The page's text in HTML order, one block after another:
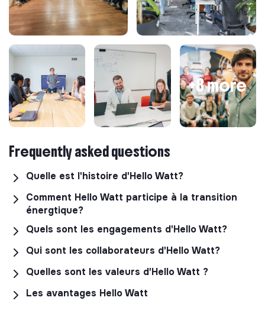
nouvelles approches d'acquisition
+8 more
Frequently asked questions
Quelle est l'histoire d'Hello Watt?
Comment Hello Watt participe à la transition
énergtique?
Quels sont les engagements d'Hello Watt?
Qui sont les collaborateurs d'Hello Watt?
Quelles sont les valeurs d'Hello Watt ?
Les avantages Hello Watt